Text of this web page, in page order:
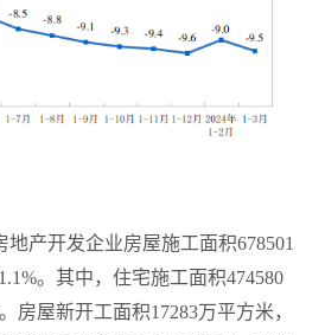
地产开发企业房屋施工面积678501
。其中，住宅施工面积474580
。房屋新开工面积17283万平方米，